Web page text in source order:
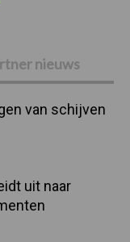
nieuws
van schijven
uit naar